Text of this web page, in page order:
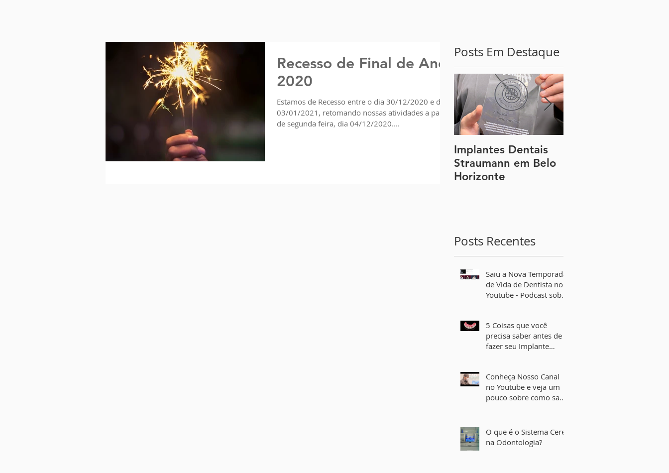
Recesso de Final de Ano
2020
Estamos de Recesso entre o dia 30/12/2020 e dia
03/01/2021, retomando nossas atividades a partir
de segunda feira, dia 04/12/2020....
Posts Em Destaque
Implantes Dentais
Straumann em Belo
Horizonte
Posts Recentes
Saiu a Nova Temporada
de Vida de Dentista no
Youtube - Podcast sobre
5 Coisas que você
precisa saber antes de
fazer seu Implante
Conheça Nosso Canal
no Youtube e veja um
pouco sobre como sao
O que é o Sistema Cerec
na Odontologia?